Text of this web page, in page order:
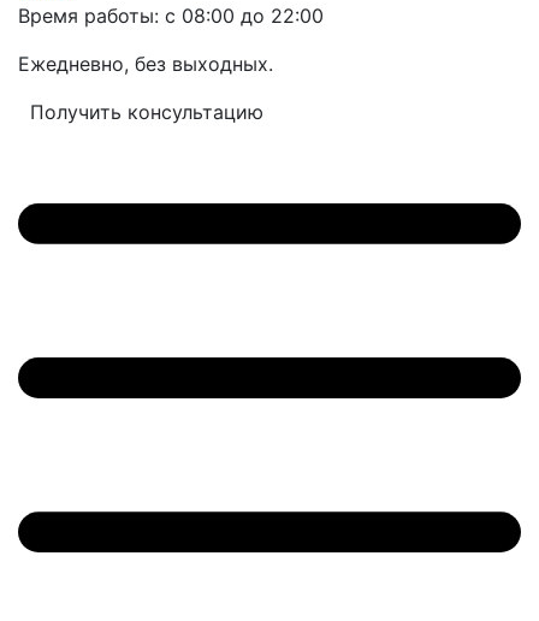
Время работы: с 08:00 до 22:00
Ежедневно, без выходных.
Получить консультацию